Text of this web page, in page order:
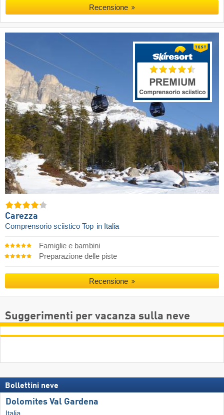
Recensione
Carezza
Comprensorio sciistico Top in Italia
Famiglie e bambini
Preparazione delle piste
Recensione
Suggerimenti per vacanza sulla neve
Bollettini neve
Dolomites Val Gardena